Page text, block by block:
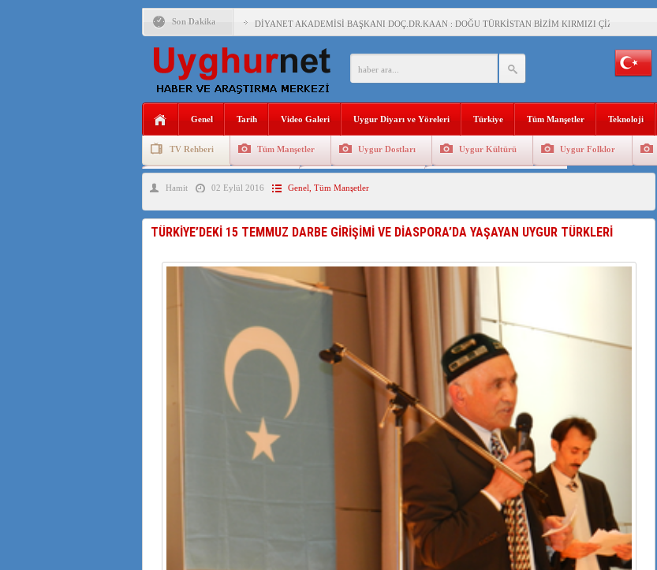
Son Dakika DİYANET AKADEMİSİ BAŞKANI DOÇ.DR.KAAN : DOĞU TÜRKİSTAN BİZİM KIRMIZI ÇİZGİMİZDİR!”
150 YILDIR KAYNAYAN YARAMIZ : ÇİN İŞGALİNDEKİ DOĞU TÜRKİSTAN
ÇİN’İN UYGUR POLİTİKALARINI ÖVEN DİYANET AKADEMİSİ BAŞKANI’NA TEPKİLER SÜRÜYOR
MHP’DEN URUMÇİ KATLİAMI MESAJİ : 05.07.2009 URUMÇİ ŞEHİTLERİNİ RAHMETLE ANIYORUZ
ÇİN’İN ANKARA BÜYÜKELÇİSİ JİANG’İN TRABZON ZİYARETİ
SAADET PARTİSİ İLÇE BAŞKANI : TEMMUZ AYI,DOĞU TÜRKİSTAN İÇİN KATLİAM AYI DEĞİLDİR !
İŞGALCİ ÇİN,DOĞU TÜRKİSTAN’DA EN AZ 143 BİN UYGUR ÇOCUĞU AİLELERİNDEN KOPARDI
AZİZANA KAŞGAR : IŞIKLAR ALTINDA BİR VİTRİN Mİ, SUSTURULMUŞBER HAFİZA Mİ?
Genel Tarih Video Galeri Uygur Diyarı ve Yöreleri Türkiye Tüm Manşetler Teknoloji
TV Rehberi Tüm Manşetler Uygur Dostları Uygur Kültürü Uygur Folklor
Uygurlarda Düğün ve Cenaze
Hamit 02 Eylül 2016 Genel Tüm Manşetler
TÜRKİYE’DEKİ 15 TEMMUZ DARBE GİRİŞİMİ VE DİASPORA’DA YAŞAYAN UYGUR TÜRKLERİ